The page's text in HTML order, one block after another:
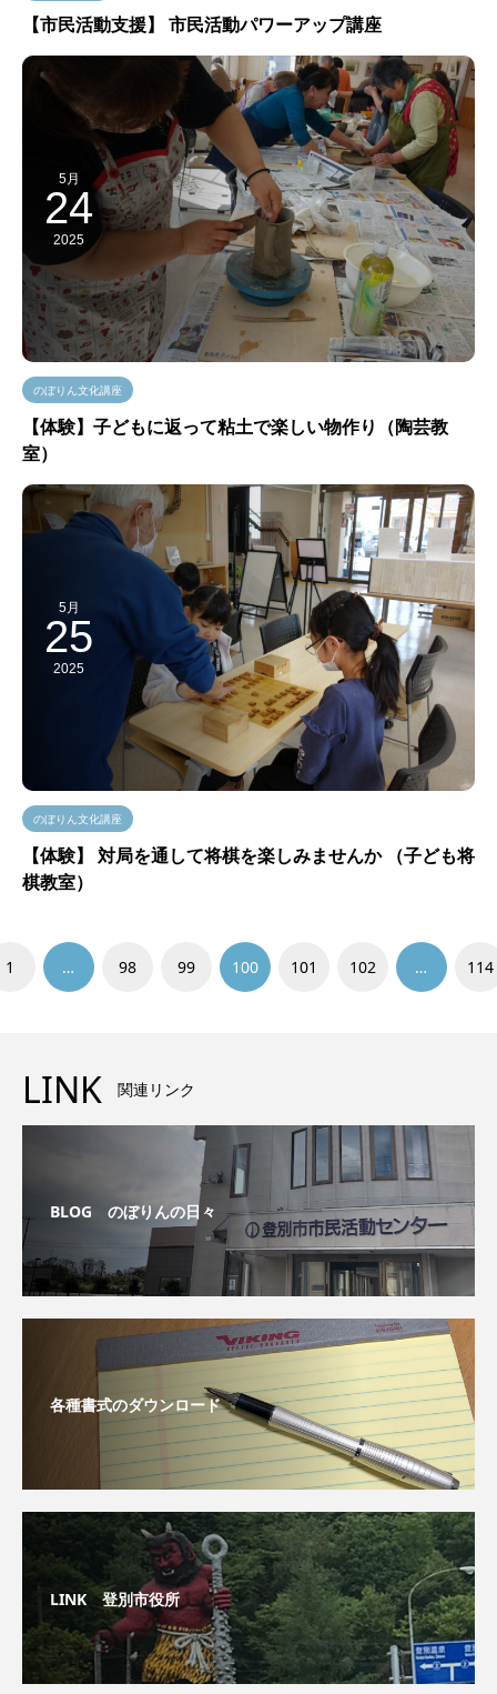
【市民活動支援】 市民活動パワーアップ講座
5月
24
2025
のぼりん文化講座
【体験】子どもに返って粘土で楽しい物作り（陶芸教
室）
5月
25
2025
のぼりん文化講座
【体験】 対局を通して将棋を楽しみませんか （子ども将
棋教室）
1 … 98 99 100 101 102 … 114
LINK 関連リンク
BLOG のぼりんの日々
各種書式のダウンロード
LINK 登別市役所